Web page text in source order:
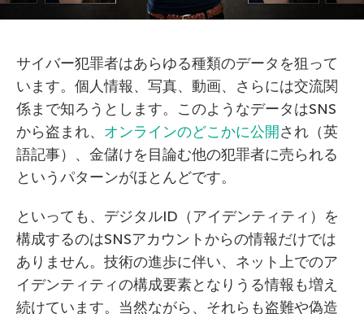
サイバー犯罪者はあらゆる種類のデータを狙って
います。個人情報、写真、動画、さらには交流関
係まで知ろうとします。このようなデータはSNS
から盗まれ、 オンラインのどこかに公開され（英
語記事）、金儲けを目論む他の犯罪者に売られる
というパターンがほとんどです。
といっても、デジタルID（アイデンティティ）を
構成するのはSNSアカウントからの情報だけでは
ありません。技術の進歩に伴い、ネット上でのア
イデンティティの構成要素となりうる情報も増え
続けています。当然ながら、それらも盗難や偽造